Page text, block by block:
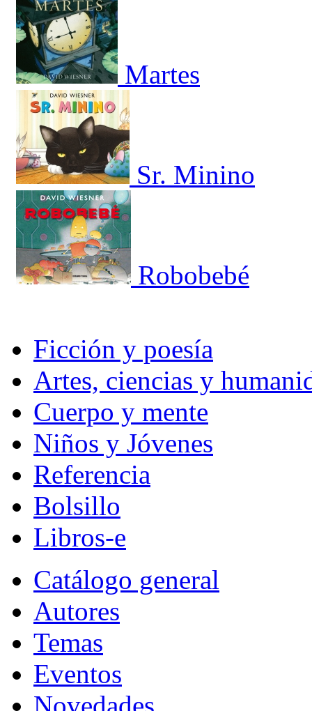
Martes
Sr. Minino
Robobebé
Ficción y poesía
Artes, ciencias y
Cuerpo y mente
Niños y Jóvenes
Referencia
Bolsillo
Libros-e
Catálogo general
Autores
Temas
Eventos